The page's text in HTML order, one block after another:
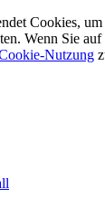
Cookies,
Wenn Sie
Nutzung